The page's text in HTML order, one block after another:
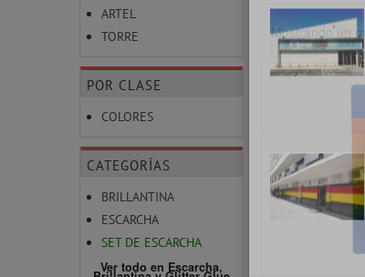
ARTEL
TORRE
POR CLASE
COLORES
CATEGORÍAS
BRILLANTINA
ESCARCHA
SET DE ESCARCHA
Ver todo en Escarcha,
Mostrando un